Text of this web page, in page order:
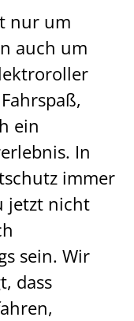
nur um
auch um
ein
In
immer
jetzt nicht
sein. Wir
dass